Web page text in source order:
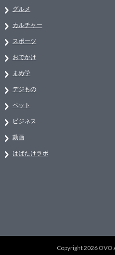
グルメ
カルチャー
スポーツ
おでかけ
まめ学
デジもの
ペット
ビジネス
動画
はばたけラボ
Copyright 2026 OVO